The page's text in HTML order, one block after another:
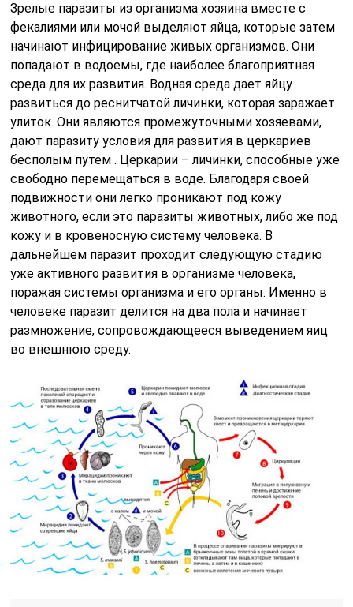
Зрелые паразиты из организма хозяина вместе с
фекалиями или мочой выделяют яйца, которые затем
начинают инфицирование живых организмов. Они
попадают в водоемы, где наиболее благоприятная
среда для их развития. Водная среда дает яйцу
развиться до реснитчатой личинки, которая заражает
улиток. Они являются промежуточными хозяевами,
дают паразиту условия для развития в церкариев
бесполым путем . Церкарии – личинки, способные уже
свободно перемещаться в воде. Благодаря своей
подвижности они легко проникают под кожу
животного, если это паразиты животных, либо же под
кожу и в кровеносную систему человека. В
дальнейшем паразит проходит следующую стадию
уже активного развития в организме человека,
поражая системы организма и его органы. Именно в
человеке паразит делится на два пола и начинает
размножение, сопровождающееся выведением яиц
во внешнюю среду.